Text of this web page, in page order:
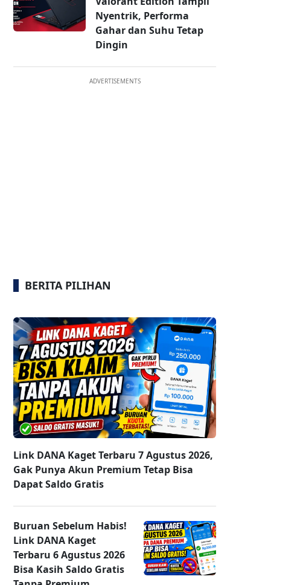
Nyentrik, Performa
Gahar dan Suhu Tetap
Dingin
ADVERTISEMENTS
BERITA PILIHAN
Link DANA Kaget Terbaru 7 Agustus 2026,
Gak Punya Akun Premium Tetap Bisa
Dapat Saldo Gratis
Buruan Sebelum Habis!
Link DANA Kaget
Terbaru 6 Agustus 2026
Bisa Kasih Saldo Gratis